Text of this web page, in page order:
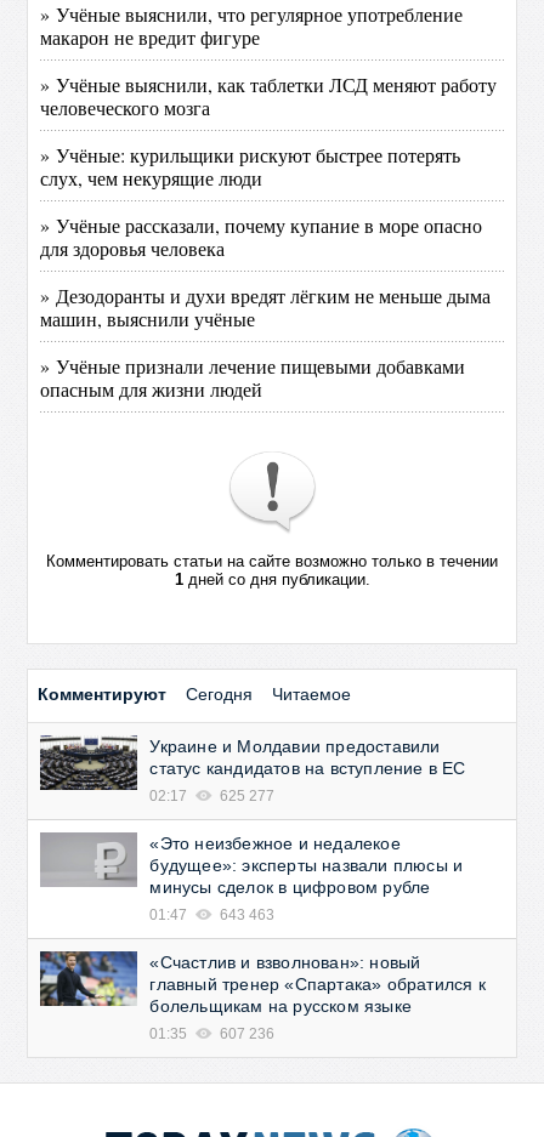
» Учёные выяснили, что регулярное употребление
макарон не вредит фигуре
» Учёные выяснили, как таблетки ЛСД меняют работу
человеческого мозга
» Учёные: курильщики рискуют быстрее потерять
слух, чем некурящие люди
» Учёные рассказали, почему купание в море опасно
для здоровья человека
» Дезодоранты и духи вредят лёгким не меньше дыма
машин, выяснили учёные
» Учёные признали лечение пищевыми добавками
опасным для жизни людей
Комментировать статьи на сайте возможно только в течении
1дней со дня публикации.
Комментируют Сегодня Читаемое
Украине и Молдавии предоставили
статус кандидатов на вступление в ЕС
02:17 625 277
«Это неизбежное и недалекое
будущее»: эксперты назвали плюсы и
минусы сделок в цифровом рубле
01:47 643 463
«Счастлив и взволнован»: новый
главный тренер «Спартака» обратился к
болельщикам на русском языке
01:35 607 236